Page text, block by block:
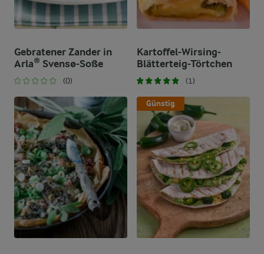
Gebratener Zander in
Arla® Svensø-Soße
(0)
Kartoffel-Wirsing-
Blätterteig-Törtchen
(1)
Günstig